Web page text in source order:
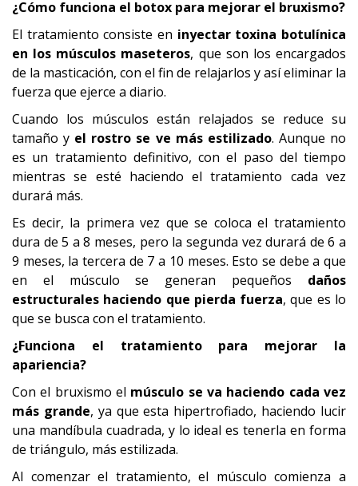
¿Cómo funciona el botox para mejorar el bruxismo?
El tratamiento consiste en inyectar toxina botulínica
en los músculos maseteros, que son los encargados
de la masticación, con el fin de relajarlos y así eliminar la
fuerza que ejerce a diario.
Cuando los músculos están relajados se reduce su
tamaño y el rostro se ve más estilizado. Aunque no
es un tratamiento definitivo, con el paso del tiempo
mientras se esté haciendo el tratamiento cada vez
durará más.
Es decir, la primera vez que se coloca el tratamiento
dura de 5 a 8 meses, pero la segunda vez durará de 6 a
9 meses, la tercera de 7 a 10 meses. Esto se debe a que
en el músculo se generan pequeños daños
estructurales haciendo que pierda fuerza, que es lo
que se busca con el tratamiento.
¿Funciona el tratamiento para mejorar la
apariencia?
Con el bruxismo el músculo se va haciendo cada vez
más grande, ya que esta hipertrofiado, haciendo lucir
una mandíbula cuadrada, y lo ideal es tenerla en forma
de triángulo, más estilizada.
Al comenzar el tratamiento, el músculo comienza a